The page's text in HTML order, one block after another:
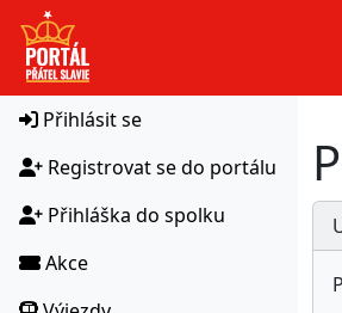
HTTPS
Přihlásit se
Registrovat se do portálu
Přihláška do spolku
Akce